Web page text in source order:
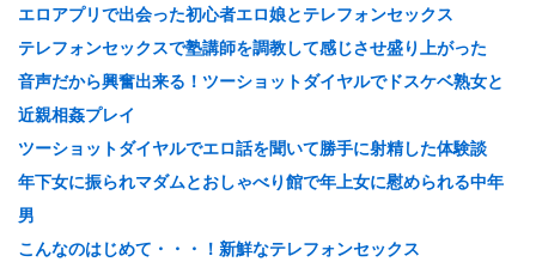
エロアプリで出会った初心者エロ娘とテレフォンセックス
テレフォンセックスで塾講師を調教して感じさせ盛り上がった
音声だから興奮出来る！ツーショットダイヤルでドスケベ熟女と
近親相姦プレイ
ツーショットダイヤルでエロ話を聞いて勝手に射精した体験談
年下女に振られマダムとおしゃべり館で年上女に慰められる中年
男
こんなのはじめて・・・！新鮮なテレフォンセックス